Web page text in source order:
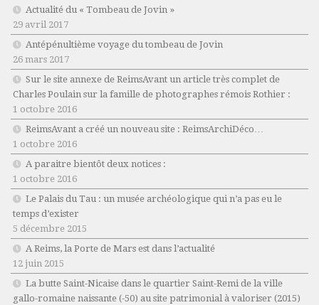
Actualité du « Tombeau de Jovin »
29 avril 2017
Antépénultième voyage du tombeau de Jovin
26 mars 2017
Sur le site annexe de ReimsAvant un article très complet de
Charles Poulain sur la famille de photographes rémois Rothier :
1 octobre 2016
ReimsAvant a créé un nouveau site : ReimsArchiDéco…
1 octobre 2016
A paraitre bientôt deux notices :
1 octobre 2016
Le Palais du Tau : un musée archéologique qui n’a pas eu le
temps d’exister
5 décembre 2015
A Reims, la Porte de Mars est dans l’actualité
12 juin 2015
La butte Saint-Nicaise dans le quartier Saint-Remi de la ville
gallo-romaine naissante (-50) au site patrimonial à valoriser (2015)